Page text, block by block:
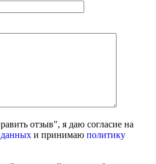
отзыв", я даю согласие на
данных и принимаю политику